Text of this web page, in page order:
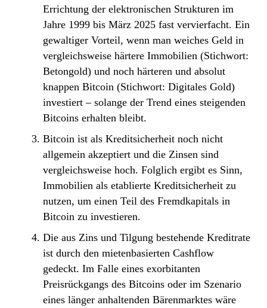
Errichtung der elektronischen Strukturen im
Jahre 1999 bis März 2025 fast vervierfacht. Ein
gewaltiger Vorteil, wenn man weiches Geld in
vergleichsweise härtere Immobilien (Stichwort:
Betongold) und noch härteren und absolut
knappen Bitcoin (Stichwort: Digitales Gold)
investiert – solange der Trend eines steigenden
Bitcoins erhalten bleibt.
Bitcoin ist als Kreditsicherheit noch nicht
allgemein akzeptiert und die Zinsen sind
vergleichsweise hoch. Folglich ergibt es Sinn,
Immobilien als etablierte Kreditsicherheit zu
nutzen, um einen Teil des Fremdkapitals in
Bitcoin zu investieren.
Die aus Zins und Tilgung bestehende Kreditrate
ist durch den mietenbasierten Cashflow
gedeckt. Im Falle eines exorbitanten
Preisrückgangs des Bitcoins oder im Szenario
eines länger anhaltenden Bärenmarktes wäre